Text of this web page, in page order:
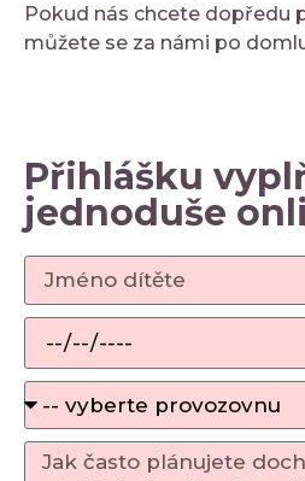
Pokud nás chcete dopředu
můžete se za námi po
Přihlášku
jednoduše